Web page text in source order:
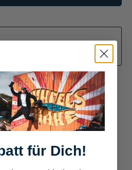
Batterieladegerät PM1100,
Das Hi-Q Tools
für Dich!